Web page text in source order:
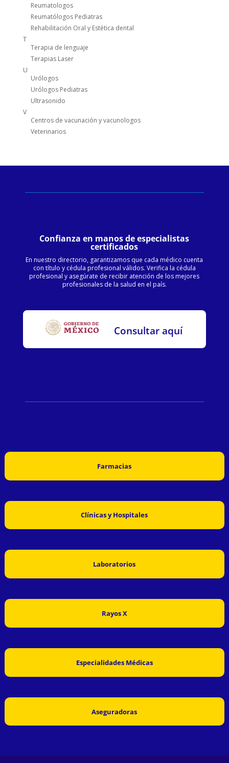
Reumatologos
Reumatólogos Pediatras
Rehabilitación Oral y Estética dental
T
Terapia de lenguaje
Terapias Laser
U
Urólogos
Urólogos Pediatras
Ultrasonido
V
Centros de vacunación y vacunologos
Veterinarios
Confianza en manos de especialistas
certificados
En nuestro directorio, garantizamos que cada médico cuenta
con título y cédula profesional válidos. Verifica la cédula
profesional y asegúrate de recibir atención de los mejores
profesionales de la salud en el país.
Consultar aquí
Farmacias
Clínicas y Hospitales
Laboratorios
Rayos X
Especialidades Médicas
Aseguradoras